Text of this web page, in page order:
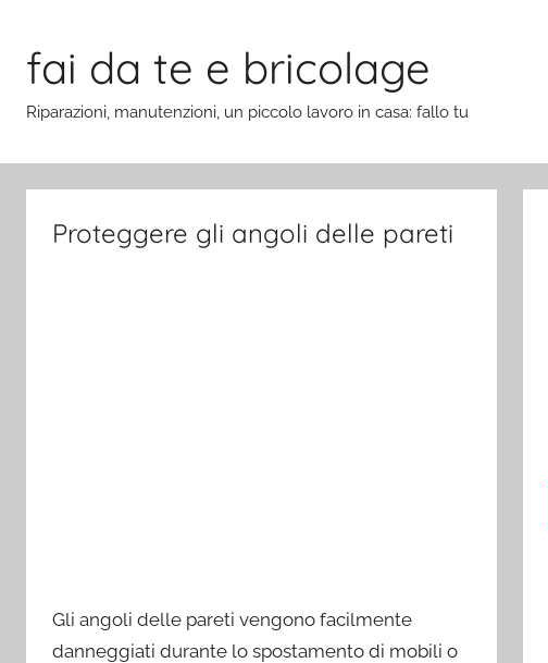
contenuto
fai da te e bricolage
Riparazioni, manutenzioni, un piccolo lavoro in casa: fallo tu
Proteggere gli angoli delle pareti
Gli angoli delle pareti vengono facilmente
danneggiati durante lo spostamento di mobili o